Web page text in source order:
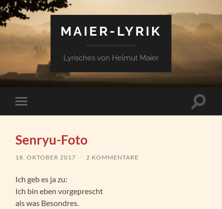
MAIER-LYRIK
Lyrisches von Helmut Maier
Mobile-
Menü
Senryu-Foto
18. OKTOBER 2017 / 2 KOMMENTARE
Ich geb es ja zu:
Ich bin eben vorgeprescht
als was Besondres.